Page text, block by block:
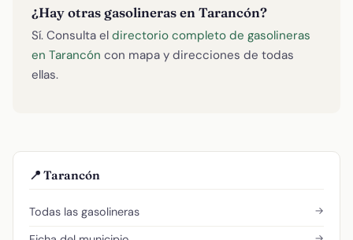
¿Hay otras gasolineras en Tarancón?
Sí. Consulta el directorio completo de gasolineras
en Tarancón con mapa y direcciones de todas
ellas.
📍 Tarancón
Todas las gasolineras →